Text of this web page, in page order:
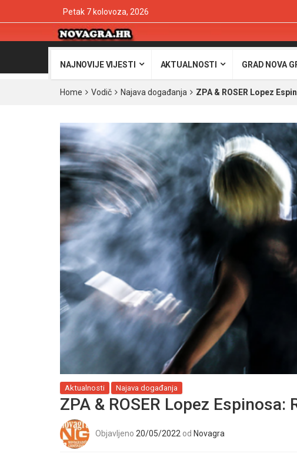
Petak 7 kolovoza, 2026
NAJNOVIJE VIJESTI AKTUALNOSTI GRAD NOVA
Home Vodič Najava događanja ZPA & ROSER Lopez
Aktualnosti Najava događanja
ZPA & ROSER Lopez Espinosa:
Objavljeno 20/05/2022 od Novagra